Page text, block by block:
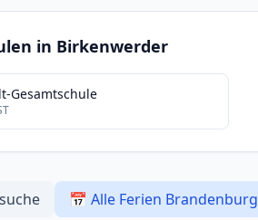
in Birkenwerder
Gesamtschule
📅 Alle Ferien Brandenburg